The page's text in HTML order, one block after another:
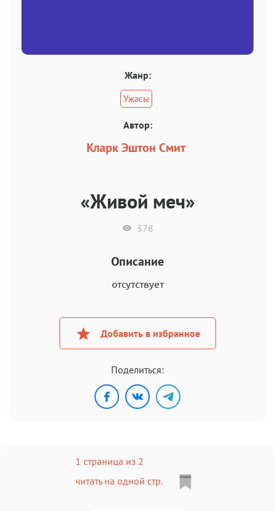
Жанр:
Ужасы
Автор:
Кларк Эштон Смит
«Живой меч»
378
Описание
отсутствует
Добавить в избранное
Поделиться:
1 страница из 2
читать на одной стр.